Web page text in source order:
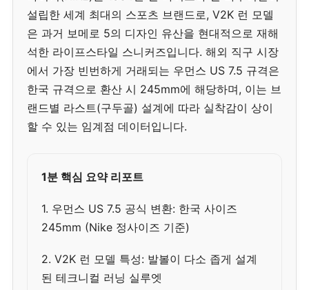
설립한 세계 최대의 스포츠 브랜드로, V2K 런 모델
은 과거 보메로 5의 디자인 유산을 현대적으로 재해
석한 라이프스타일 스니커즈입니다. 해외 직구 시장
에서 가장 빈번하게 거래되는 우먼스 US 7.5 규격은
한국 규격으로 환산 시 245mm에 해당하며, 이는 브
랜드별 라스트(구두골) 설계에 따라 실착감이 상이
할 수 있는 임계점 데이터입니다.
1분 핵심 요약 리포트
1. 우먼스 US 7.5 공식 변환: 한국 사이즈
245mm (Nike 정사이즈 기준)
2. V2K 런 모델 특성: 발볼이 다소 좁게 설계
된 테크니컬 러닝 실루엣